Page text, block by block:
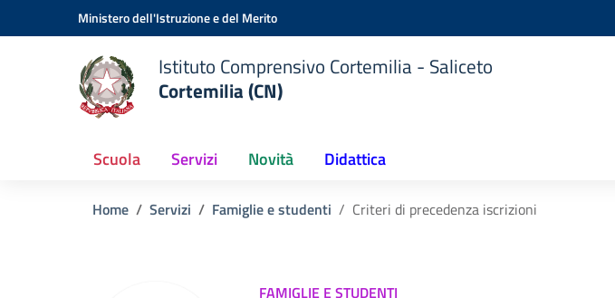
Vai ai contenuti
Vai al menu di navigazioneMinistero dell'Istruzione e del Merito
Istituto Comprensivo Cortemilia - Saliceto
Cortemilia (CN)
Scuola Servizi Novità Didattica
Home Servizi Famiglie e studenti Criteri di precedenza iscrizioni
FAMIGLIE E STUDENTI